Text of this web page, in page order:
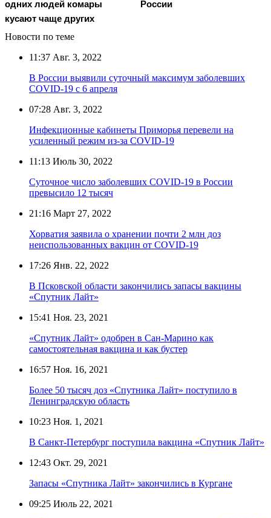
одних людей комары
кусают чаще других
России
Новости по теме
11:37 Авг. 3, 2022
В России выявили суточный максимум заболевших
COVID-19 с 6 апреля
07:28 Авг. 3, 2022
Инфекционные кабинеты Приморья перевели на
усиленный режим из-за COVID-19
11:13 Июль 30, 2022
Суточное число заболевших COVID-19 в России
превысило 12 тысяч
21:16 Март 27, 2022
Хорватия заявила о хранении почти 2 млн доз
неиспользованных вакцин от COVID-19
17:26 Янв. 22, 2022
В Псковской области закончились запасы вакцины
«Спутник Лайт»
15:41 Ноя. 23, 2021
«Спутник Лайт» одобрен в Сан-Марино как
самостоятельная вакцина и как бустер
16:57 Ноя. 16, 2021
Более 50 тысяч доз «Спутника Лайт» поступило в
Ленинградскую область
10:23 Ноя. 1, 2021
В Санкт-Петербург поступила вакцина «Спутник Лайт»
12:43 Окт. 29, 2021
Запасы «Спутника Лайт» закончились в Кургане
09:25 Июль 22, 2021